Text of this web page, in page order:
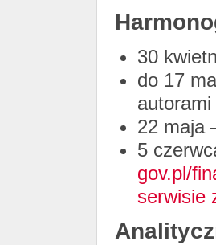
30
do 17
22 maja
5
gov.pl/
serwisie